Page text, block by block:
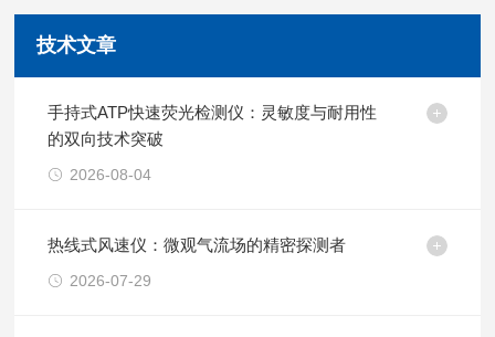
技术文章
手持式ATP快速荧光检测仪：灵敏度与耐用性
的双向技术突破
2026-08-04
热线式风速仪：微观气流场的精密探测者
2026-07-29